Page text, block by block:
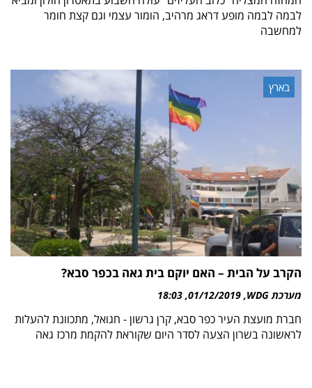
לבמה לבמה מופע דראג מרהיב, הומור עצמי וגם קצת חומר
למחשבה
בארץ
הקרב על הבית – האם יוקם בית גאה בכפר סבא?
מערכת WDG 01/12/2019
18:03
חברת מועצת העיר כפר סבא, קרן גרשון - חגואל, מתכוונת להעלות
לראשונה בשרון הצעה לסדר היום שקוראת להקמת מרכז גאה